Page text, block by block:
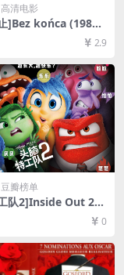
高清电影
]Bez końca (1985)
+夸克网盘1080P超
资源][网盘在线播放/
2.9
豆瓣榜单
队2]Inside Out 2
度网盘+夸克网盘10
删减资源][网盘在
载][MP4/6.9GB][中
0